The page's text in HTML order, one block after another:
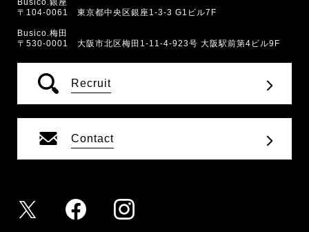
〒104-0061 東京都中央区銀座1-3-3 G1ビル7F
Busico.梅田
〒530-0001 大阪市北区梅田1-11-4-923号 大阪駅前第4ビル9F
Recruit
Contact